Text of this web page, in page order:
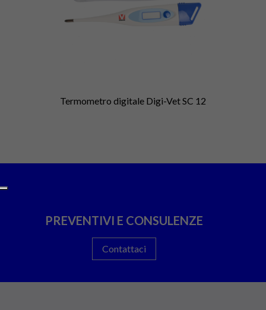
Termometro digitale Digi-Vet SC 12
PREVENTIVI E CONSULENZE
Contattaci